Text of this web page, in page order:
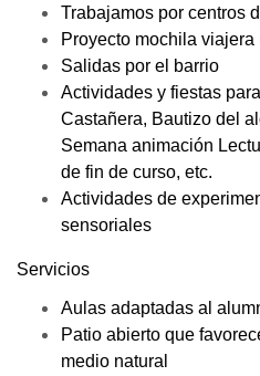
Trabajamos por centros
Proyecto mochila viajera
Salidas por el barrio
Actividades y fiestas
Castañera, Bautizo del
Semana animación
de fin de curso, etc.
Actividades de
sensoriales
Servicios
Aulas adaptadas al
Patio abierto que
medio natural